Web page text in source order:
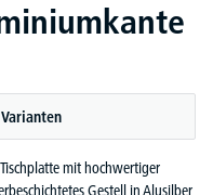
mit hochwertiger
Gestell in Alusilber